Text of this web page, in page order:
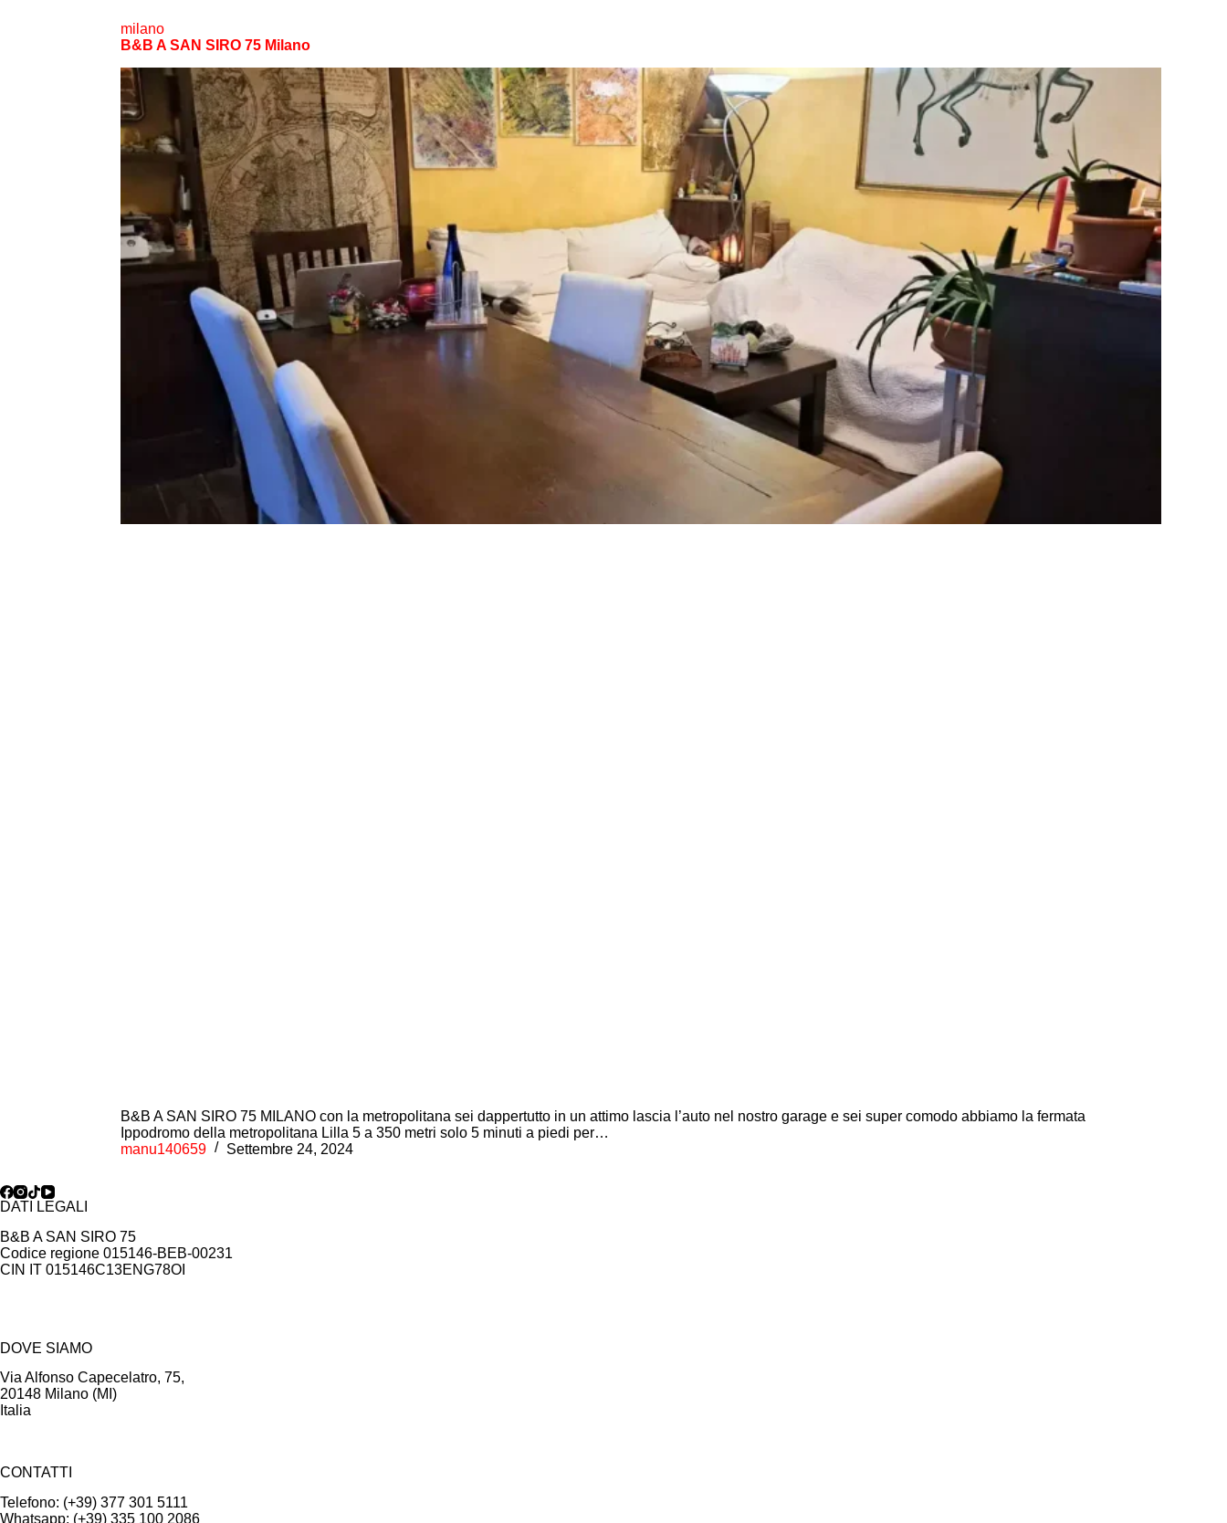
milano
B&B A SAN SIRO 75 Milano
B&B A SAN SIRO 75 MILANO con la metropolitana sei dappertutto in un attimo lascia l’auto nel nostro garage e sei super comodo abbiamo la fermata
Ippodromo della metropolitana Lilla 5 a 350 metri solo 5 minuti a piedi per…
manu140659
Settembre 24, 2024
DATI LEGALI
B&B A SAN SIRO 75
Codice regione 015146-BEB-00231
CIN IT 015146C13ENG78OI
DOVE SIAMO
Via Alfonso Capecelatro, 75,
20148 Milano (MI)
Italia
CONTATTI
Telefono: (+39) 377 301 5111
Whatsapp: (+39) 335 100 2086